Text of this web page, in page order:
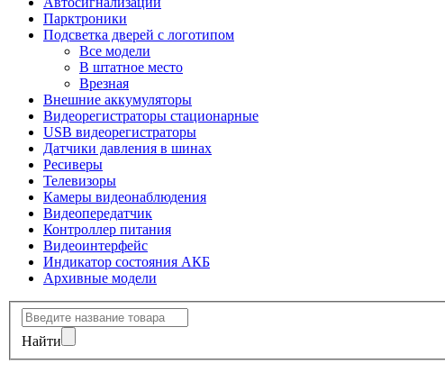
Парктроники
Подсветка дверей с логотипом
Все модели
В штатное место
Врезная
Внешние аккумуляторы
Видеорегистраторы стационарные
USB видеорегистраторы
Датчики давления в шинах
Ресиверы
Телевизоры
Камеры видеонаблюдения
Видеопередатчик
Контроллер питания
Видеоинтерфейс
Индикатор состояния АКБ
Архивные модели
Найти